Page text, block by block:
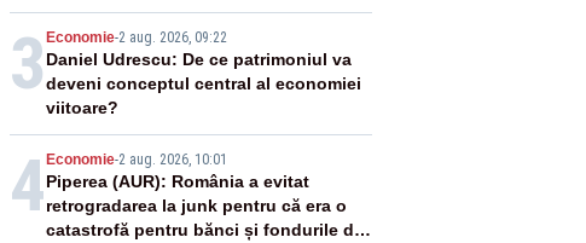
3 Economie-2 aug. 2026, 09:22
Daniel Udrescu: De ce patrimoniul va
deveni conceptul central al economiei
viitoare?
4 Economie-2 aug. 2026, 10:01
Piperea (AUR): România a evitat
retrogradarea la junk pentru că era o
catastrofă pentru bănci și fondurile de